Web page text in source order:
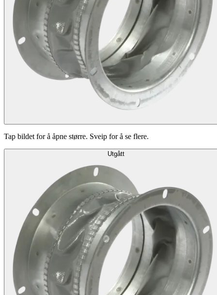
Tap bildet for å åpne større. Sveip for å se flere.
Utgått